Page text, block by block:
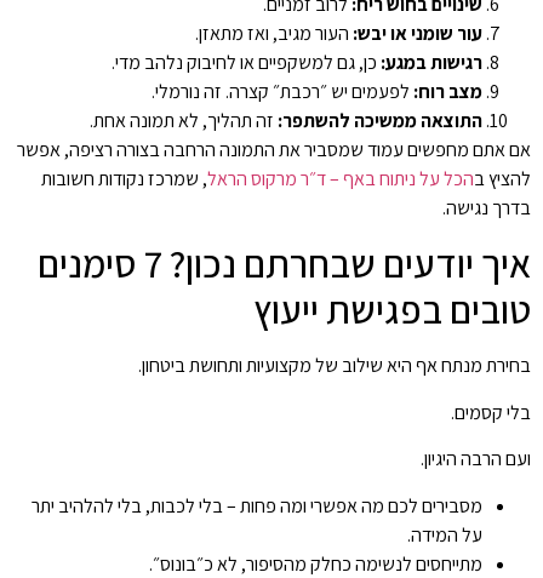
עור שומני או יבש: העור מגיב, ואז מתאזן.
רגישות במגע: כן, גם למשקפיים או לחיבוק נלהב מדי.
מצב רוח: לפעמים יש ״רכבת״ קצרה. זה נורמלי.
התוצאה ממשיכה להשתפר: זה תהליך, לא תמונה אחת.
אם אתם מחפשים עמוד שמסביר את התמונה הרחבה בצורה רציפה, אפשר
להציץ בהכל על ניתוח באף – ד״ר מרקוס הראל, שמרכז נקודות חשובות
בדרך נגישה.
איך יודעים שבחרתם נכון? 7 סימנים
טובים בפגישת ייעוץ
בחירת מנתח אף היא שילוב של מקצועיות ותחושת ביטחון.
בלי קסמים.
ועם הרבה היגיון.
מסבירים לכם מה אפשרי ומה פחות – בלי לכבות, בלי להלהיב יתר
על המידה.
מתייחסים לנשימה כחלק מהסיפור, לא כ״בונוס״.